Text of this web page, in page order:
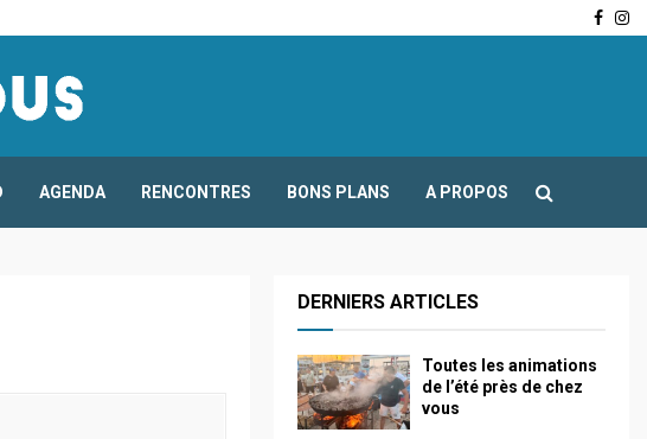
AGENDA RENCONTRES BONS PLANS A PROPOS
DERNIERS ARTICLES
Toutes les animations
de l’été près de chez
vous